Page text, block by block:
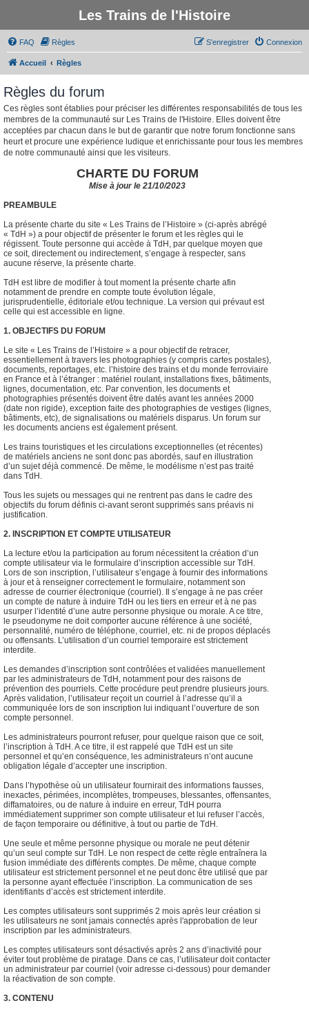
Les Trains de l'Histoire
FAQ Règles Connexion
S’enregistrer
Accueil Règles
Règles du forum
Ces règles sont établies pour préciser les différentes responsabilités de tous les
membres de la communauté sur Les Trains de l'Histoire. Elles doivent être
acceptées par chacun dans le but de garantir que notre forum fonctionne sans
heurt et procure une expérience ludique et enrichissante pour tous les membres
de notre communauté ainsi que les visiteurs.
CHARTE DU FORUM
Mise à jour le 21/10/2023
PREAMBULE
La présente charte du site « Les Trains de l’Histoire » (ci-après abrégé
« TdH ») a pour objectif de présenter le forum et les règles qui le
régissent. Toute personne qui accède à TdH, par quelque moyen que
ce soit, directement ou indirectement, s’engage à respecter, sans
aucune réserve, la présente charte.
TdH est libre de modifier à tout moment la présente charte afin
notamment de prendre en compte toute évolution légale,
jurisprudentielle, éditoriale et/ou technique. La version qui prévaut est
celle qui est accessible en ligne.
1. OBJECTIFS DU FORUM
Le site « Les Trains de l’Histoire » a pour objectif de retracer,
essentiellement à travers les photographies (y compris cartes postales),
documents, reportages, etc. l’histoire des trains et du monde ferroviaire
en France et à l’étranger : matériel roulant, installations fixes, bâtiments,
lignes, documentation, etc. Par convention, les documents et
photographies présentés doivent être datés avant les années 2000
(date non rigide), exception faite des photographies de vestiges (lignes,
bâtiments, etc), de signalisations ou matériels disparus. Un forum sur
les documents anciens est également présent.
Les trains touristiques et les circulations exceptionnelles (et récentes)
de matériels anciens ne sont donc pas abordés, sauf en illustration
d’un sujet déjà commencé. De même, le modélisme n’est pas traité
dans TdH.
Tous les sujets ou messages qui ne rentrent pas dans le cadre des
objectifs du forum définis ci-avant seront supprimés sans préavis ni
justification.
2. INSCRIPTION ET COMPTE UTILISATEUR
La lecture et/ou la participation au forum nécessitent la création d’un
compte utilisateur via le formulaire d’inscription accessible sur TdH.
Lors de son inscription, l’utilisateur s’engage à fournir des informations
à jour et à renseigner correctement le formulaire, notamment son
adresse de courrier électronique (courriel). Il s’engage à ne pas créer
un compte de nature à induire TdH ou les tiers en erreur et à ne pas
usurper l’identité d’une autre personne physique ou morale. A ce titre,
le pseudonyme ne doit comporter aucune référence à une société,
personnalité, numéro de téléphone, courriel, etc. ni de propos déplacés
ou offensants. L’utilisation d’un courriel temporaire est strictement
interdite.
Les demandes d’inscription sont contrôlées et validées manuellement
par les administrateurs de TdH, notamment pour des raisons de
prévention des pourriels. Cette procédure peut prendre plusieurs jours.
Après validation, l’utilisateur reçoit un courriel à l’adresse qu’il a
communiquée lors de son inscription lui indiquant l’ouverture de son
compte personnel.
Les administrateurs pourront refuser, pour quelque raison que ce soit,
l’inscription à TdH. A ce titre, il est rappelé que TdH est un site
personnel et qu’en conséquence, les administrateurs n’ont aucune
obligation légale d’accepter une inscription.
Dans l’hypothèse où un utilisateur fournirait des informations fausses,
inexactes, périmées, incomplètes, trompeuses, blessantes, offensantes,
diffamatoires, ou de nature à induire en erreur, TdH pourra
immédiatement supprimer son compte utilisateur et lui refuser l’accès,
de façon temporaire ou définitive, à tout ou partie de TdH.
Une seule et même personne physique ou morale ne peut détenir
qu’un seul compte sur TdH. Le non respect de cette règle entraînera la
fusion immédiate des différents comptes. De même, chaque compte
utilisateur est strictement personnel et ne peut donc être utilisé que par
la personne ayant effectuée l’inscription. La communication de ses
identifiants d’accès est strictement interdite.
Les comptes utilisateurs sont supprimés 2 mois après leur création si
les utilisateurs ne sont jamais connectés après l'approbation de leur
inscription par les administrateurs.
Les comptes utilisateurs sont désactivés après 2 ans d’inactivité pour
éviter tout problème de piratage. Dans ce cas, l’utilisateur doit contacter
un administrateur par courriel (voir adresse ci-dessous) pour demander
la réactivation de son compte.
3. CONTENU